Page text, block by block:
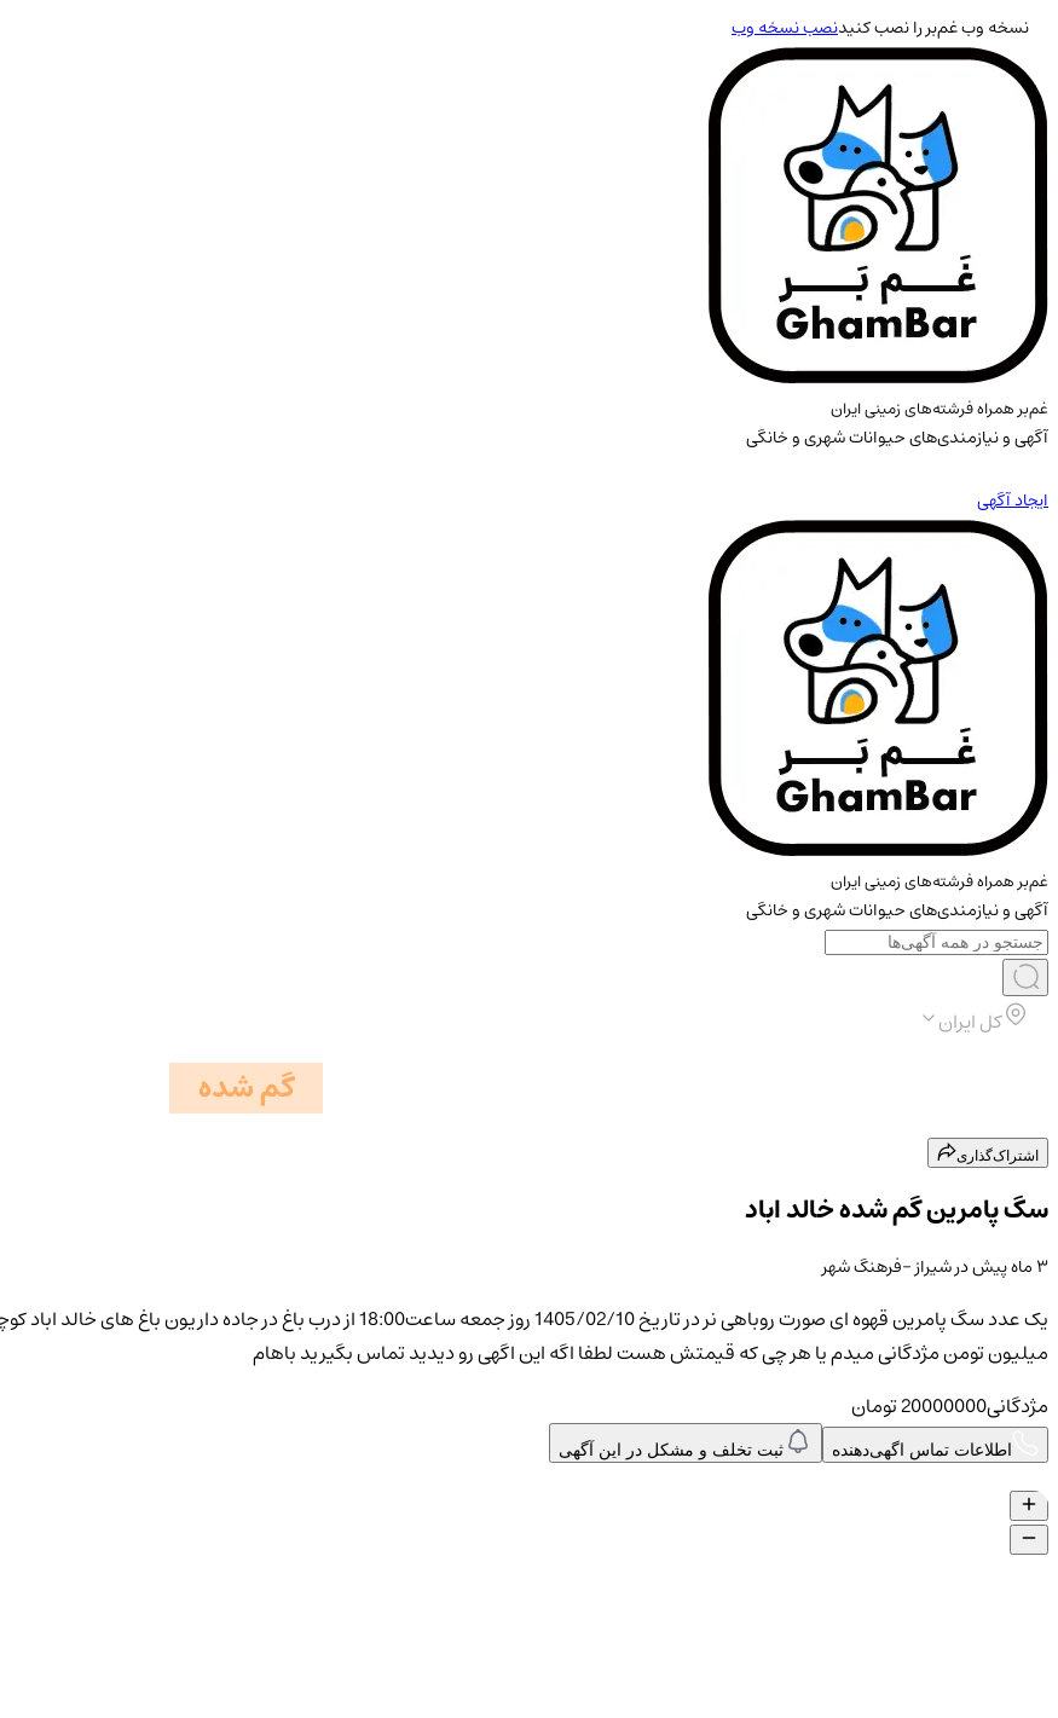
نسخه وب غم‌بر را نصب کنیدنصب نسخه وب
غم‌بر همراه فرشته‌های زمینی ایران
آگهی و نیازمندی‌های حیوانات شهری و خانگی
ایجاد آگهی
غم‌بر همراه فرشته‌های زمینی ایران
آگهی و نیازمندی‌های حیوانات شهری و خانگی
کل ایران
گم شده
اشتراک‌گذاری
سگ پامرین گم شده خالد اباد
۳ ماه پیش درشیراز-فرهنگ شهر
میلیون تومن مژدگانی میدم یا هر چی که قیمتش هست لطفا اگه این اگهی رو دیدید تماس بگیرید باهام
مژدگانی20000000تومان
اطلاعات تماس اگهی‌دهنده ثبت تخلف و مشکل در این آگهی